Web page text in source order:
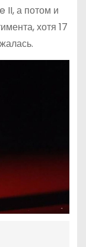
II, а потом и
хотя 17